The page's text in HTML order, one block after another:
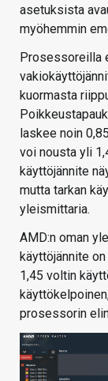
asetuksista
myöhemmin
Prosessoreilla
kuormasta
laskee noin
voi nousta yli
käyttöjännite
mutta tarkan
yleismittaria.
AMD:n oman
käyttöjännite
1,45 voltin
prosessorin